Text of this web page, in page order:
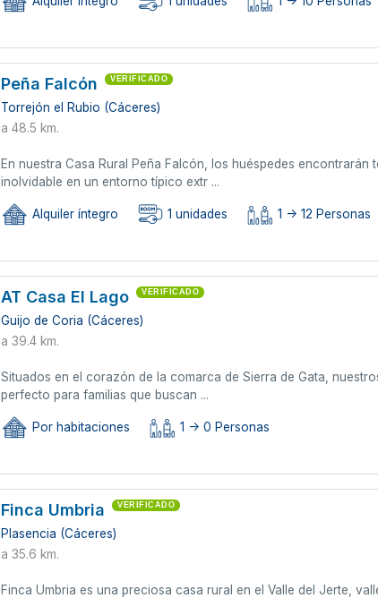
Peña Falcón VERIFICADO
Torrejón el Rubio (Cáceres)
a 48.5 km.
En nuestra Casa Rural Peña Falcón, los huéspedes
inolvidable en un entorno típico extr ...
Alquiler íntegro 1 unidades 1 -> 12 Personas
AT Casa El Lago VERIFICADO
Guijo de Coria (Cáceres)
a 39.4 km.
Situados en el corazón de la comarca de Sierra de Gata,
perfecto para familias que buscan ...
Por habitaciones 1 -> 0 Personas
Finca Umbria VERIFICADO
Plasencia (Cáceres)
a 35.6 km.
Finca Umbria es una preciosa casa rural en el Valle del Jerte,